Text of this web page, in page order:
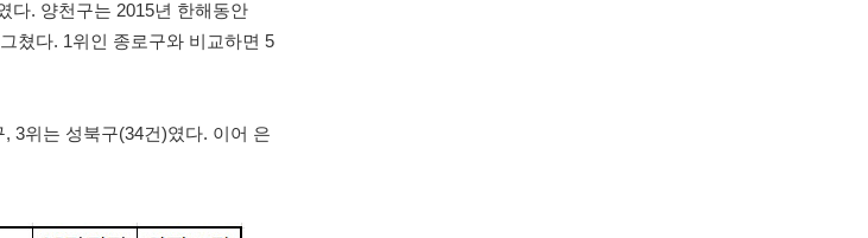
다. 양천구는 2015년 한해동안
쳤다. 1위인 종로구와 비교하면 5
3위는 성북구(34건)였다. 이어 은